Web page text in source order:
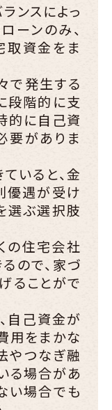
ンスによっ
ーンのみ、
取資金をま
で発生する
段階的に支
的に自己資
要がありま
いると、金
優遇が受け
選ぶ選択肢
の住宅会社
ので、家づ
ることがで
自己資金が
用をまかな
やつなぎ融
る場合があ
い場合でも